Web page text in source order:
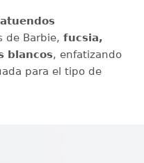
de Barbie, fucsia,
blancos, enfatizando
para el tipo de